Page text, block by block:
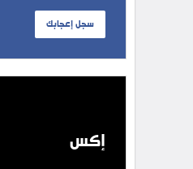
سجل إعجابك
إكس